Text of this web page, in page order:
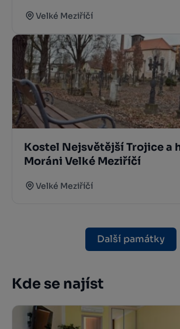
Velké Meziříčí
Kostel Nejsvětější Trojice a
Moráni Velké Meziříčí
Velké Meziříčí
Další památky
Kde se najíst